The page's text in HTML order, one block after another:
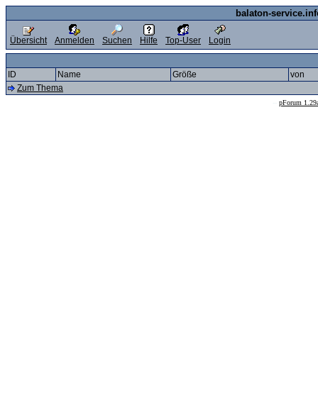
balaton-
Übersicht Anmelden Suchen Hilfe Top-User Login
ID Name Größe
von
Zum Thema
pForum